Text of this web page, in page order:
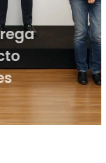
entrega
un acto